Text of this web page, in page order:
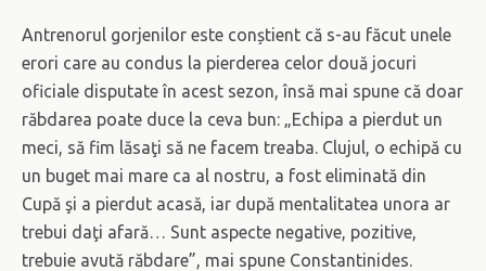
Antrenorul gorjenilor este conștient că s-au făcut unele
erori care au condus la pierderea celor două jocuri
oficiale disputate în acest sezon, însă mai spune că doar
răbdarea poate duce la ceva bun: „Echipa a pierdut un
meci, să fim lăsaţi să ne facem treaba. Clujul, o echipă cu
un buget mai mare ca al nostru, a fost eliminată din
Cupă şi a pierdut acasă, iar după mentalitatea unora ar
trebui daţi afară… Sunt aspecte negative, pozitive,
trebuie avută răbdare”, mai spune Constantinides.